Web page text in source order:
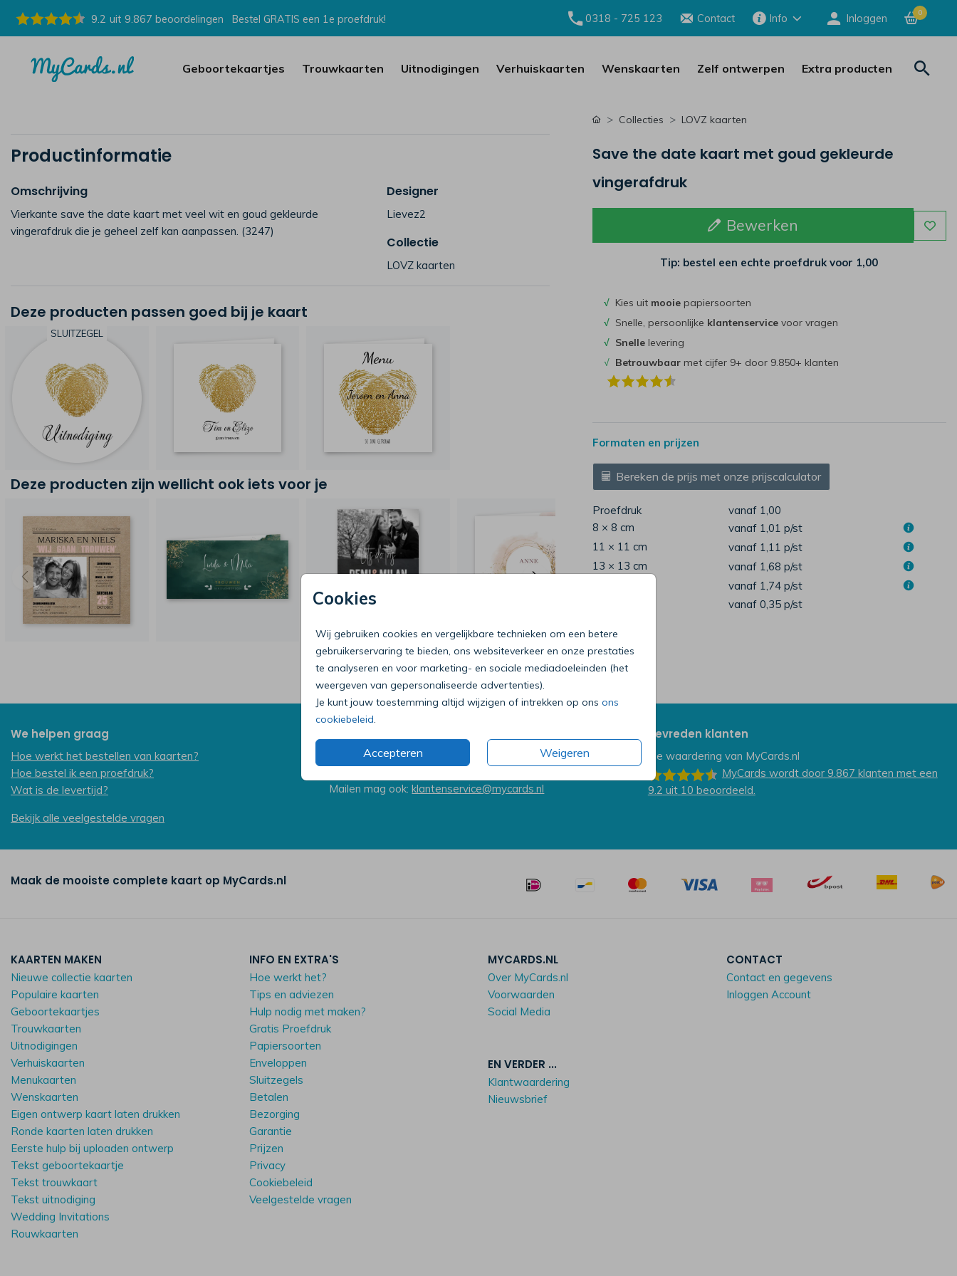
9.2 uit 9.867 beoordelingen Bestel GRATIS een 1e proefdruk! 0318 - 725 123 Contact Info Inloggen 0
Geboortekaartjes Trouwkaarten Uitnodigingen Verhuiskaarten Wenskaarten Zelf ontwerpen Extra producten
Cookies
Wij gebruiken cookies en vergelijkbare technieken om een betere
gebruikerservaring te bieden, ons websiteverkeer en onze prestaties
te analyseren en voor marketing- en sociale mediadoeleinden (het
weergeven van gepersonaliseerde advertenties).
Je kunt jouw toestemming altijd wijzigen of intrekken op ons ons
cookiebeleid.
Accepteren Weigeren
Productinformatie
Omschrijving
Vierkante save the date kaart met veel wit en goud gekleurde
vingerafdruk die je geheel zelf kan aanpassen. (3247)
Designer
Lievez2
Collectie
LOVZ kaarten
Deze producten passen goed bij je kaart
SLUITZEGEL
Deze producten zijn wellicht ook iets voor je
Collecties LOVZ kaarten
Save the date kaart met goud gekleurde
vingerafdruk
Bewerken
Tip: bestel een echte proefdruk voor 1,00
√Kies uit mooie papiersoorten
√Snelle, persoonlijke klantenservicevoor vragen
√ Snellelevering
√ Betrouwbaarmet cijfer 9+ door 9.850+ klanten
Formaten en prijzen
Bereken de prijs met onze prijscalculator
Proefdruk
vanaf 1,00
8 × 8 cm
vanaf 1,01 p/st
11 × 11 cm
vanaf 1,11 p/st
13 × 13 cm
vanaf 1,68 p/st
vanaf 1,74 p/st
vanaf 0,35 p/st
We helpen graag
Hoe werkt het bestellen van kaarten?
Hoe bestel ik een proefdruk?
Wat is de levertijd?
Bekijk alle veelgestelde vragen
0318 - 72 51 23
Mailen mag ook:klantenservice@mycards.nl
Tevreden klanten
De waardering van MyCards.nl
MyCards wordt door 9.867 klanten met een
9.2 uit 10 beoordeeld.
Maak de mooiste complete kaart op MyCards.nl
KAARTEN MAKEN
Nieuwe collectie kaarten
Populaire kaarten
Geboortekaartjes
Trouwkaarten
Uitnodigingen
Verhuiskaarten
Menukaarten
Wenskaarten
Eigen ontwerp kaart laten drukken
Ronde kaarten laten drukken
Eerste hulp bij uploaden ontwerp
Tekst geboortekaartje
Tekst trouwkaart
Tekst uitnodiging
Wedding Invitations
Rouwkaarten
INFO EN EXTRA'S
Hoe werkt het?
Tips en adviezen
Hulp nodig met maken?
Gratis Proefdruk
Papiersoorten
Enveloppen
Sluitzegels
Betalen
Bezorging
Garantie
Prijzen
Privacy
Cookiebeleid
Veelgestelde vragen
MYCARDS.NL
Over MyCards.nl
Voorwaarden
Social Media
EN VERDER ...
Klantwaardering
Nieuwsbrief
CONTACT
Contact en gegevens
Inloggen Account